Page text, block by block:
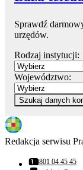
Sprawdź
urzędów.
Rodzaj instytucji:
Województwo:
Szukaj danych
Redakcja serwisu
Numer telefonu:
801 04 45 45